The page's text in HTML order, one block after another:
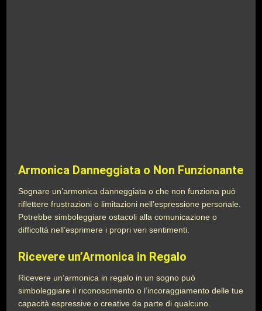
Armonica Danneggiata o Non Funzionante
Sognare un’armonica danneggiata o che non funziona può
riflettere frustrazioni o limitazioni nell’espressione personale.
Potrebbe simboleggiare ostacoli alla comunicazione o
difficoltà nell’esprimere i propri veri sentimenti.
Ricevere un’Armonica in Regalo
Ricevere un’armonica in regalo in un sogno può
simboleggiare il riconoscimento o l’incoraggiamento delle tue
capacità espressive o creative da parte di qualcuno.